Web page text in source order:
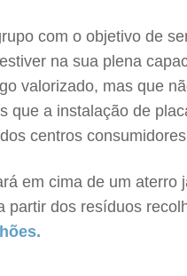
com o objetivo de
na sua plena
valorizado, mas que
que a instalação de
centros
em cima de um
partir dos resíduos